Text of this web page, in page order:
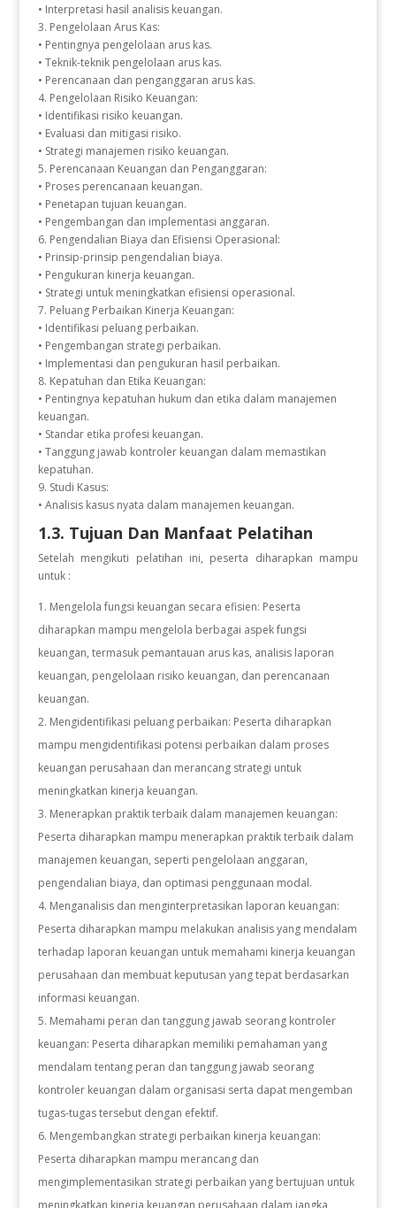
• Interpretasi hasil analisis keuangan.
3. Pengelolaan Arus Kas:
• Pentingnya pengelolaan arus kas.
• Teknik-teknik pengelolaan arus kas.
• Perencanaan dan penganggaran arus kas.
4. Pengelolaan Risiko Keuangan:
• Identifikasi risiko keuangan.
• Evaluasi dan mitigasi risiko.
• Strategi manajemen risiko keuangan.
5. Perencanaan Keuangan dan Penganggaran:
• Proses perencanaan keuangan.
• Penetapan tujuan keuangan.
• Pengembangan dan implementasi anggaran.
6. Pengendalian Biaya dan Efisiensi Operasional:
• Prinsip-prinsip pengendalian biaya.
• Pengukuran kinerja keuangan.
• Strategi untuk meningkatkan efisiensi operasional.
7. Peluang Perbaikan Kinerja Keuangan:
• Identifikasi peluang perbaikan.
• Pengembangan strategi perbaikan.
• Implementasi dan pengukuran hasil perbaikan.
8. Kepatuhan dan Etika Keuangan:
• Pentingnya kepatuhan hukum dan etika dalam manajemen
keuangan.
• Standar etika profesi keuangan.
• Tanggung jawab kontroler keuangan dalam memastikan
kepatuhan.
9. Studi Kasus:
• Analisis kasus nyata dalam manajemen keuangan.
1.3. Tujuan Dan Manfaat Pelatihan
Setelah mengikuti pelatihan ini, peserta diharapkan mampu
untuk :
Mengelola fungsi keuangan secara efisien: Peserta
diharapkan mampu mengelola berbagai aspek fungsi
keuangan, termasuk pemantauan arus kas, analisis laporan
keuangan, pengelolaan risiko keuangan, dan perencanaan
keuangan.
2. Mengidentifikasi peluang perbaikan: Peserta diharapkan
mampu mengidentifikasi potensi perbaikan dalam proses
keuangan perusahaan dan merancang strategi untuk
meningkatkan kinerja keuangan.
3. Menerapkan praktik terbaik dalam manajemen keuangan:
Peserta diharapkan mampu menerapkan praktik terbaik dalam
manajemen keuangan, seperti pengelolaan anggaran,
pengendalian biaya, dan optimasi penggunaan modal.
4. Menganalisis dan menginterpretasikan laporan keuangan:
Peserta diharapkan mampu melakukan analisis yang mendalam
terhadap laporan keuangan untuk memahami kinerja keuangan
perusahaan dan membuat keputusan yang tepat berdasarkan
informasi keuangan.
5. Memahami peran dan tanggung jawab seorang kontroler
keuangan: Peserta diharapkan memiliki pemahaman yang
mendalam tentang peran dan tanggung jawab seorang
kontroler keuangan dalam organisasi serta dapat mengemban
tugas-tugas tersebut dengan efektif.
6. Mengembangkan strategi perbaikan kinerja keuangan:
Peserta diharapkan mampu merancang dan
mengimplementasikan strategi perbaikan yang bertujuan untuk
meningkatkan kinerja keuangan perusahaan dalam jangka